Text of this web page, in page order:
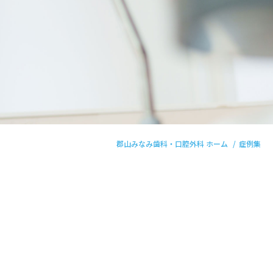
郡山みなみ歯科・口腔外科 ホーム 症例集